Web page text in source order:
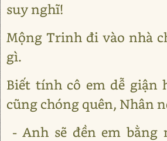
suy nghĩ!
Mộng Trinh đi vào nhà
gì.
Biết tính cô em dễ giận
cũng chóng quên, Nhân
- Anh sẽ đền em bằng